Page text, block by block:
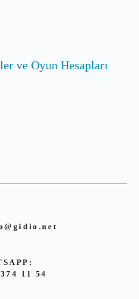
ve Oyun Hesapları
11 54